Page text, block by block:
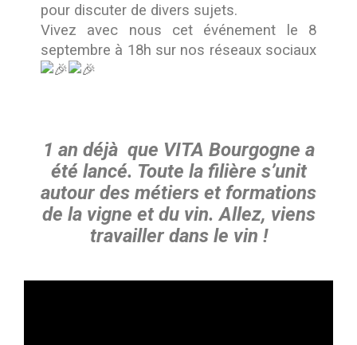
pour discuter de divers sujets.
Vivez avec nous cet événement le 8
septembre à 18h sur nos réseaux sociaux
1 an déjà que VITA Bourgogne a
été lancé. Toute la filière s’unit
autour des métiers et formations
de la vigne et du vin. Allez, viens
travailler dans le vin !